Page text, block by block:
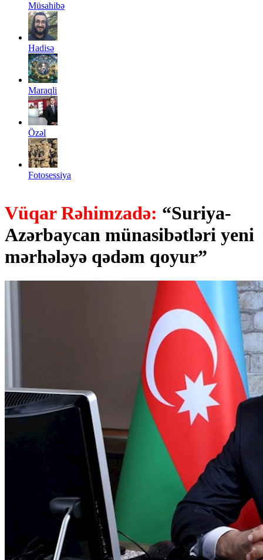
Müsahibə
Hadisə
Maraqli
Özəl
Fotosessiya
Vüqar Rəhimzadə: “Suriya-
Azərbaycan münasibətləri yeni
mərhələyə qədəm qoyur”